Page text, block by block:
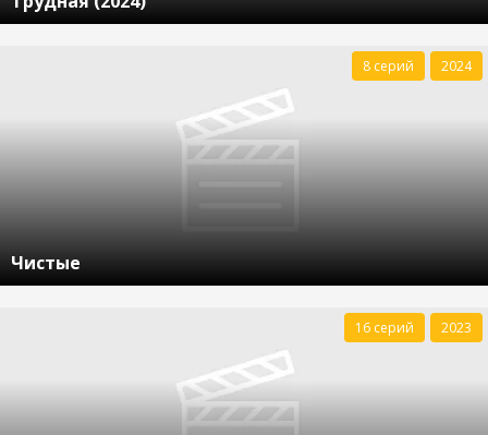
Чистые
8 серий 2024
16 серий 2023